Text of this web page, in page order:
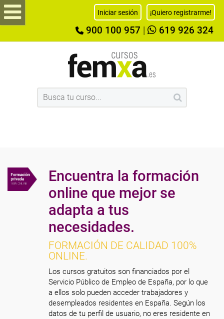
Iniciar sesión ¡Quiero registrarme!
900 100 957 619 926 324
Encuentra la formación
online que mejor se
adapta a tus
necesidades.
FORMACIÓN DE CALIDAD 100%
ONLINE.
Los cursos gratuitos son financiados por el
Servicio Público de Empleo de España, por lo que
a ellos solo pueden acceder trabajadores y
desempleados residentes en España. Según los
datos de tu perfil de usuario, no eres residente en